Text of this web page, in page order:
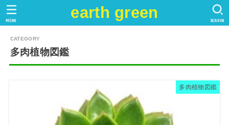
earth green SEARCH
MENU
多肉植物図鑑
多肉植物図鑑